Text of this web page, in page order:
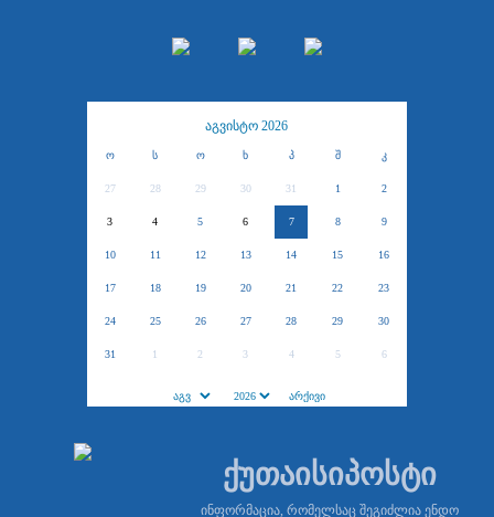
აგვისტო 2026
ო ს ო ხ პ შ კ
27 28 29 30 31 1 2
3 4 5 6 7 8 9
10 11 12 13 14 15 16
17 18 19 20 21 22 23
24 25 26 27 28 29 30
31 1 2 3 4 5 6
ქუთაისიპოსტი
ინფორმაცია, რომელსაც შეგიძლია ენდო